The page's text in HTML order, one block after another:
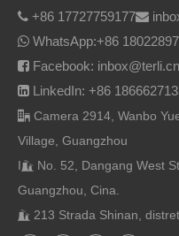
 +86 17727759177
 WhatsApp:+86
 Facebook: inbox@terli.cn
 LinkedIn: +86
 Camera 2914, Wanbo
Village, Guangzhou
I No. 52, Dangang West
Guangzhou, Cina.
 213 Strada Shinan,